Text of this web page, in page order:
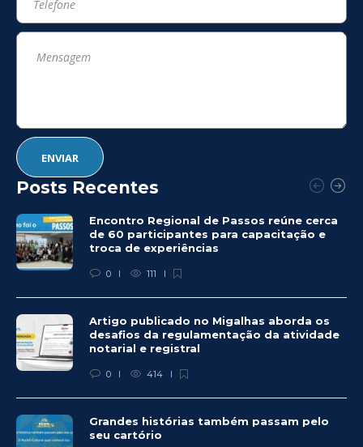
Posts Recentes
Encontro Regional de Passos reúne cerca
de 60 participantes para capacitação e
troca de experiências
0 111
Artigo publicado no Migalhas aborda os
desafios da regulamentação da atividade
notarial e registral
0 414
Grandes histórias também passam pelo
seu cartório